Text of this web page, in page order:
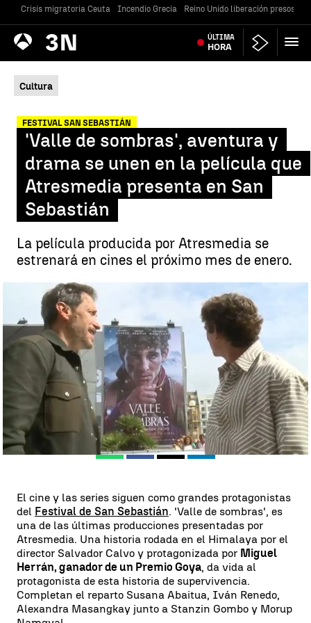
Crisis migratoria Ceuta Incendio Grecia Reino Unido liberación presos
Antena
3 Noticias ÚLTIMA
HORA
Cultura
FESTIVAL SAN SEBASTIÁN
'Valle de sombras', aventura y
drama se unen en la película que
Atresmedia presenta en San
Sebastián
La película producida por Atresmedia se
estrenará en cines el próximo mes de enero.
'Valle de sombras', la película que Atresmedia presenta en San
Sebastián |
Antena 3 Noticias
Publicado:
28 de septiembre de 2023, 22:39
WhatsappFacebook
X Linkedin
El cine y las series siguen como grandes protagonistas
del Festival de San Sebastián. 'Valle de sombras', es
una de las últimas producciones presentadas por
Atresmedia. Una historia rodada en el Himalaya por el
director Salvador Calvo y protagonizada por Miguel
Herrán, ganador de un Premio Goya, da vida al
protagonista de esta historia de supervivencia.
Completan el reparto Susana Abaitua, Iván Renedo,
Alexandra Masangkay junto a Stanzin Gombo y Morup